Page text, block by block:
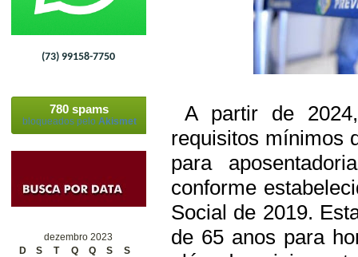
(73) 99158-7750
780 spams
bloqueados pelo Akismet
dezembro 2023
D
S T Q Q S
S
A partir de
requisitos mínimos
para
conforme
Social de 2019.
de 65 anos para